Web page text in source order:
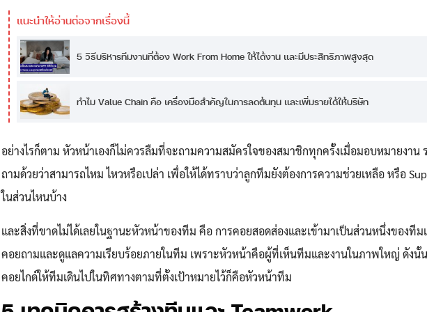
5 วิธีบริหารทีมงานที่ต้อง Work From Home ให้ได้งาน และมีประสิทธิภาพสูงสุด
ทำไม Value Chain คือ เครื่องมือสำคัญในการลดต้นทุน และเพิ่มรายได้ให้บริษัท
อย่างไรก็ตาม หัวหน้าเองก็ไม่ควรลืมที่จะถามความสมัครใจของสมาชิกทุกครั้งเมื่อมอบหมายงาน
ถามด้วยว่าสามารถไหม ไหวหรือเปล่า เพื่อให้ได้ทราบว่าลูกทีมยังต้องการความช่วยเหลือ หรือ
ในส่วนไหนบ้าง
และสิ่งที่ขาดไม่ได้เลยในฐานะหัวหน้าของทีม คือ การคอยสอดส่องและเข้ามาเป็นส่วนหนึ่งของทีม
คอยถามและดูแลความเรียบร้อยภายในทีม เพราะหัวหน้าคือผู้ที่เห็นทีมและงานในภาพใหญ่ ดังนั้
คอยไกด์ให้ทีมเดินไปในทิศทางตามที่ตั้งเป้าหมายไว้ก็คือหัวหน้าทีม